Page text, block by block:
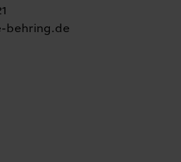
behring.de